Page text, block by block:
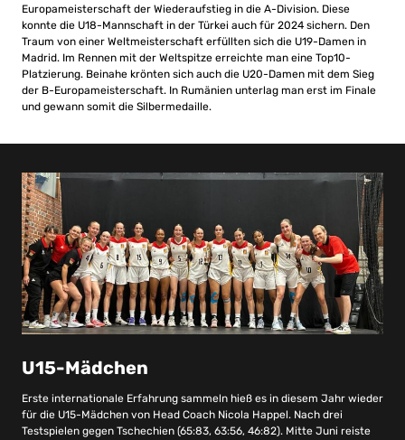
Europameisterschaft der Wiederaufstieg in die A-Division. Diese
konnte die U18-Mannschaft in der Türkei auch für 2024 sichern. Den
Traum von einer Weltmeisterschaft erfüllten sich die U19-Damen in
Madrid. Im Rennen mit der Weltspitze erreichte man eine Top10-
Platzierung. Beinahe krönten sich auch die U20-Damen mit dem Sieg
der B-Europameisterschaft. In Rumänien unterlag man erst im Finale
und gewann somit die Silbermedaille.
U15-Mädchen
Erste internationale Erfahrung sammeln hieß es in diesem Jahr wieder
für die U15-Mädchen von Head Coach Nicola Happel. Nach drei
Testspielen gegen Tschechien (65:83, 63:56, 46:82). Mitte Juni reiste